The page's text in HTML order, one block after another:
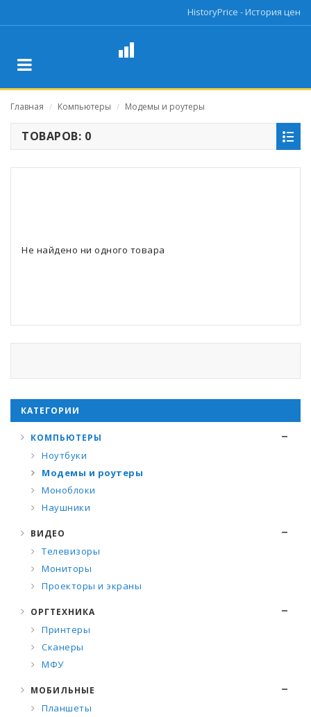
HistoryPrice - История цен
Главная / Компьютеры / Модемы и роутеры
ТОВАРОВ: 0
Не найдено ни одного товара
КАТЕГОРИИ
КОМПЬЮТЕРЫ
Ноутбуки
Модемы и роутеры
Моноблоки
Наушники
ВИДЕО
Телевизоры
Мониторы
Проекторы и экраны
ОРГТЕХНИКА
Принтеры
Сканеры
МФУ
МОБИЛЬНЫЕ
Планшеты